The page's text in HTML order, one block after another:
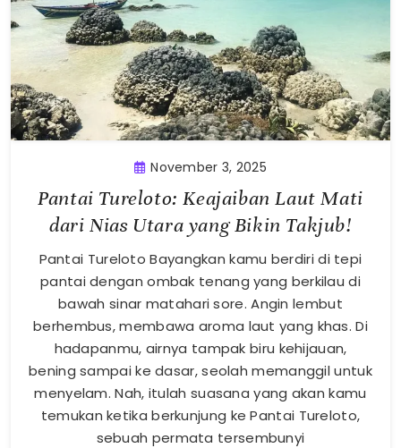
November 3, 2025
Pantai Tureloto: Keajaiban Laut Mati
dari Nias Utara yang Bikin Takjub!
Pantai Tureloto Bayangkan kamu berdiri di tepi
pantai dengan ombak tenang yang berkilau di
bawah sinar matahari sore. Angin lembut
berhembus, membawa aroma laut yang khas. Di
hadapanmu, airnya tampak biru kehijauan,
bening sampai ke dasar, seolah memanggil untuk
menyelam. Nah, itulah suasana yang akan kamu
temukan ketika berkunjung ke Pantai Tureloto,
sebuah permata tersembunyi